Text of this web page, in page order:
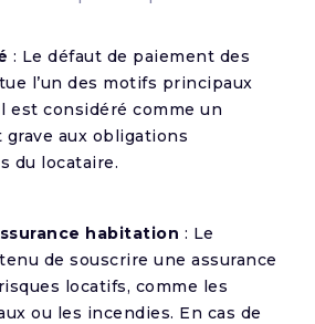
: Le défaut de paiement des
l’un des motifs principaux
est considéré comme un
grave aux obligations
du locataire.
habitation : Le
de souscrire une assurance
locatifs, comme les
ou les incendies. En cas de